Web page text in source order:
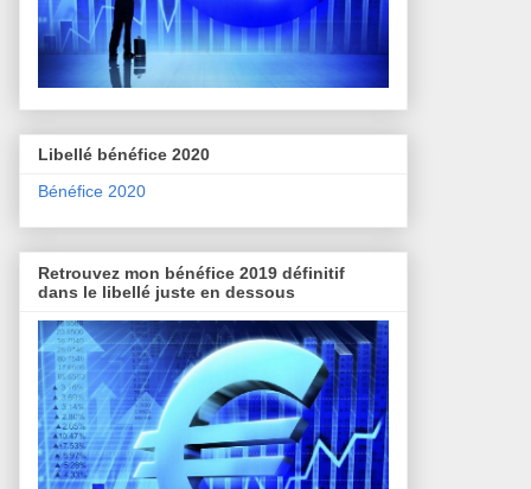
Libellé bénéfice 2020
Bénéfice 2020
Retrouvez mon bénéfice 2019 définitif
dans le libellé juste en dessous